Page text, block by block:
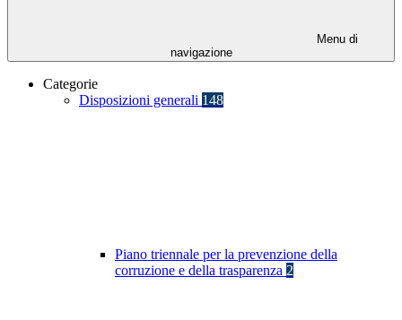
Menu di
navigazione
Categorie
Disposizioni generali 148
Piano triennale per la prevenzione della
corruzione e della trasparenza 2